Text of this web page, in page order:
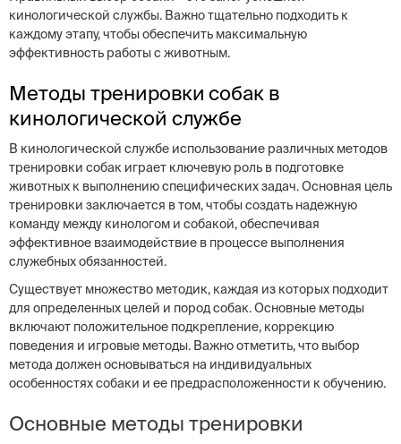
кинологической службы. Важно тщательно подходить к
каждому этапу, чтобы обеспечить максимальную
эффективность работы с животным.
Методы тренировки собак в
кинологической службе
В кинологической службе использование различных методов
тренировки собак играет ключевую роль в подготовке
животных к выполнению специфических задач. Основная цель
тренировки заключается в том, чтобы создать надежную
команду между кинологом и собакой, обеспечивая
эффективное взаимодействие в процессе выполнения
служебных обязанностей.
Существует множество методик, каждая из которых подходит
для определенных целей и пород собак. Основные методы
включают положительное подкрепление, коррекцию
поведения и игровые методы. Важно отметить, что выбор
метода должен основываться на индивидуальных
особенностях собаки и ее предрасположенности к обучению.
Основные методы тренировки